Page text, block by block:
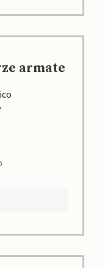
armate